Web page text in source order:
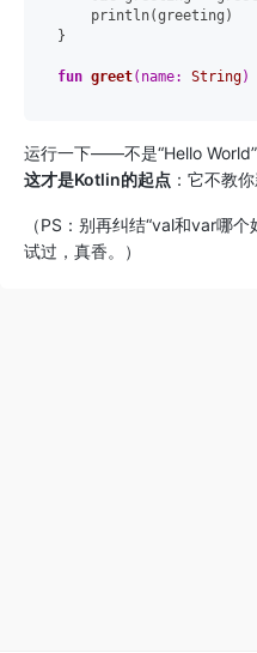
    println(greeting)
}
fun greet(name: String)
运行一下——不是“Hello World”
这才是Kotlin的起点 ：它不教
（PS：别再纠结“val和var哪个
试过，真香。）